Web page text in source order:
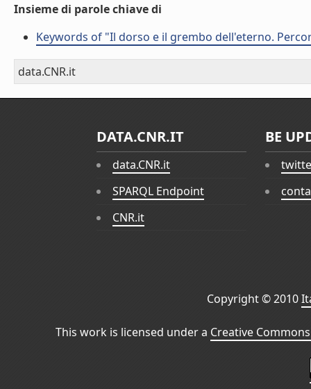
Insieme di parole chiave di
Keywords of "Il dorso e il grembo dell'eterno.
data.CNR.it
DATA.CNR.IT
data.CNR.it
SPARQL Endpoint
CNR.it
BE
Copyright © 2010
This work is licensed under a Creative